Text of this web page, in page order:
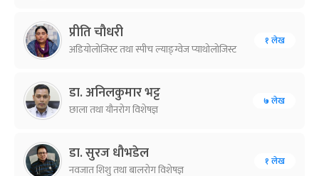
प्रीति चौधरी
अडियोलोजिस्ट तथा स्पीच ल्याङ्ग्वेज प्याथोलोजिस्ट
१ लेख
डा. अनिलकुमार भट्ट
छाला तथा यौनरोग विशेषज्ञ
७ लेख
डा. सुरज धौभडेल
नवजात शिशु तथा बालरोग विशेषज्ञ
१ लेख